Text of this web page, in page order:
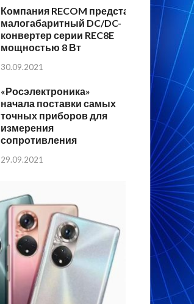
Компания RECOM представляет
малогабаритный DC/DC-
конвертер серии REC8E
мощностью 8 Вт
30.09.2021
«Росэлектроника»
начала поставки самых
точных приборов для
измерения
сопротивления
29.09.2021